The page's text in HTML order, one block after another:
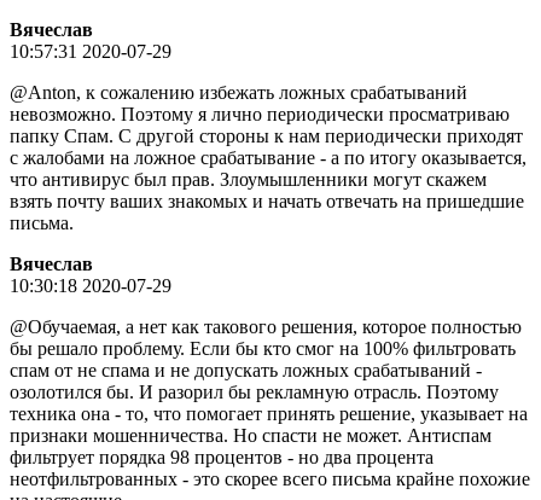
Вячeслaв
10:57:31 2020-07-29
@Anton, к сожалению избежать ложных срабатываний
невозможно. Поэтому я лично периодически просматриваю
папку Спам. С другой стороны к нам периодически приходят
с жалобами на ложное срабатывание - а по итогу оказывается,
что антивирус был прав. Злоумышленники могут скажем
взять почту ваших знакомых и начать отвечать на пришедшие
письма.
Вячeслaв
10:30:18 2020-07-29
@Обучаемая, а нет как такового решения, которое полностью
бы решало проблему. Если бы кто смог на 100% фильтровать
спам от не спама и не допускать ложных срабатываний -
озолотился бы. И разорил бы рекламную отрасль. Поэтому
техника она - то, что помогает принять решение, указывает на
признаки мошенничества. Но спасти не может. Антиспам
фильтрует порядка 98 процентов - но два процента
неотфильтрованных - это скорее всего письма крайне похожие